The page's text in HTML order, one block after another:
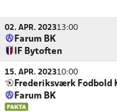
02. APR. 202313:00
Farum BK
IF Bytoften
15. APR. 202310:00
Frederiksværk Fodbold
Farum BK